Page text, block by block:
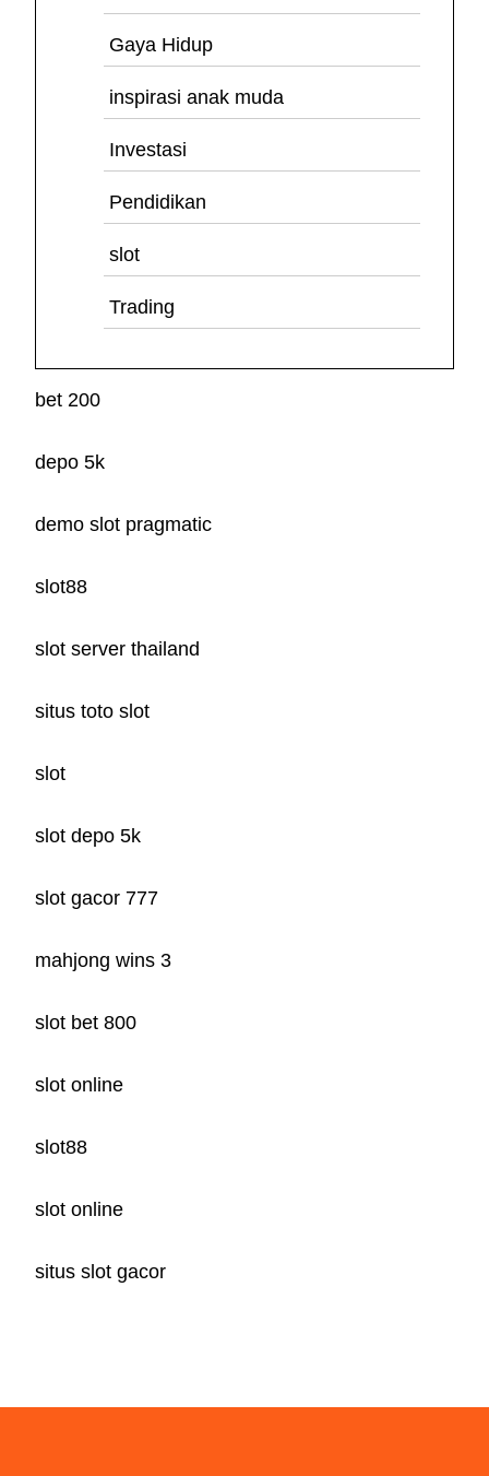
Gaya Hidup
inspirasi anak muda
Investasi
Pendidikan
slot
Trading
bet 200
depo 5k
demo slot pragmatic
slot88
slot server thailand
situs toto slot
slot
slot depo 5k
slot gacor 777
mahjong wins 3
slot bet 800
slot online
slot88
slot online
situs slot gacor